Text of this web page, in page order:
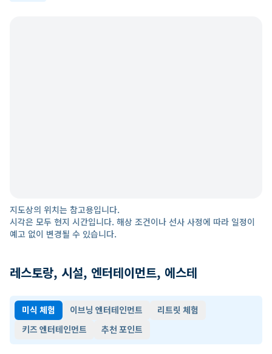
지도상의 위치는 참고용입니다.
시각은 모두 현지 시간입니다. 해상 조건이나 선사 사정에 따라 일정이
예고 없이 변경될 수 있습니다.
레스토랑, 시설, 엔터테이먼트, 에스테
미식 체험 이브닝 엔터테인먼트
리트릿 체험
키즈 엔터테인먼트
추천 포인트